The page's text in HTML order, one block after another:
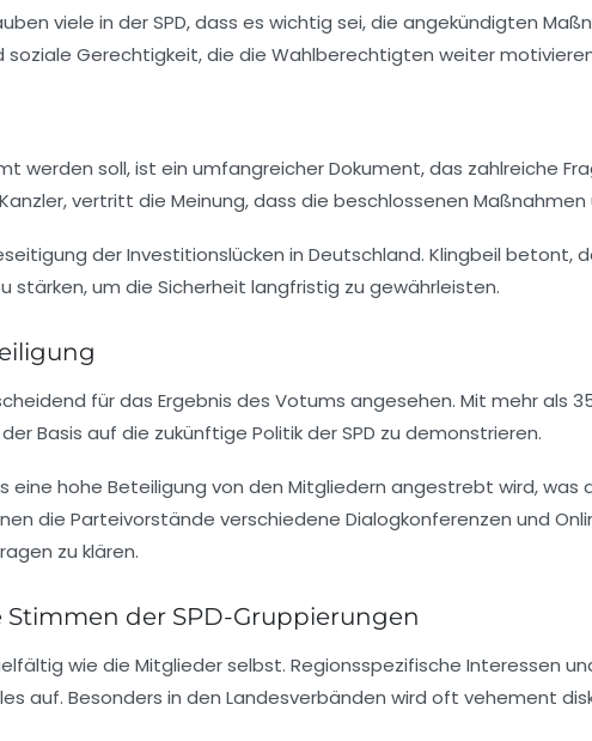
viele in derSPD, dass es wichtig sei, die angekündigten
soziale Gerechtigkeit, die die Wahlberechtigten weiter
werden soll, ist ein umfangreicher Dokument, das zahlreiche
vertritt die Meinung, dass die beschlossenen
der Investitionslücken in Deutschland. Klingbeil betont,
stärken, um die Sicherheit langfristig zu gewährleisten.
für das Ergebnis des Votums angesehen. Mit mehr als
Basis auf die zukünftige Politik derSPD zu demonstrieren.
eine hohe Beteiligung von den Mitgliedern angestrebt wird,
die Parteivorstände verschiedene Dialogkonferenzen und
zu klären.
der SPD-Gruppierungen
wie die Mitglieder selbst. Regionsspezifische Interessen
auf. Besonders in den Landesverbänden wird oft vehement